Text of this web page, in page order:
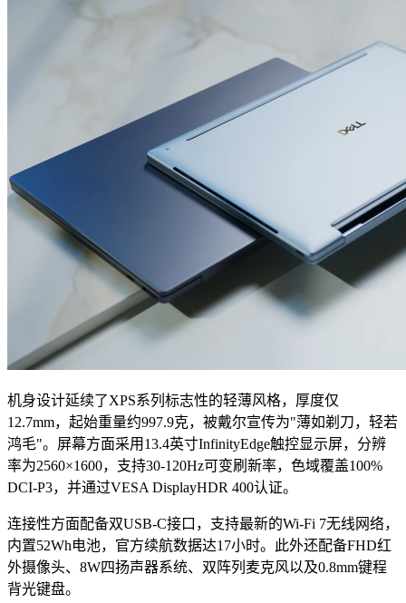
机身设计延续了XPS系列标志性的轻薄风格，厚度仅
12.7mm，起始重量约997.9克，被戴尔宣传为"薄如剃刀，轻若
鸿毛"。屏幕方面采用13.4英寸InfinityEdge触控显示屏，分辨
率为2560×1600，支持30-120Hz可变刷新率，色域覆盖100%
DCI-P3，并通过VESA DisplayHDR 400认证。
连接性方面配备双USB-C接口，支持最新的Wi-Fi 7无线网络，
内置52Wh电池，官方续航数据达17小时。此外还配备FHD红
外摄像头、8W四扬声器系统、双阵列麦克风以及0.8mm键程
背光键盘。